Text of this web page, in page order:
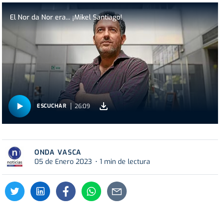
El Nor da Nor era... ¡Mikel Santiago!
ESCUCHAR 26:09
ONDA VASCA
05 de Enero 2023
1 min de lectura